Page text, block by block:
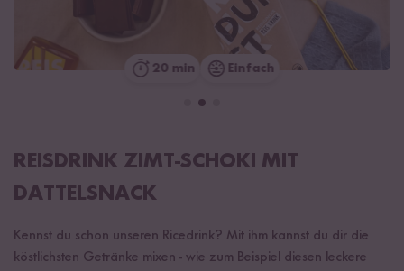
20 min Einfach
REISDRINK ZIMT-SCHOKI MIT
DATTELSNACK
Kennst du schon unseren Ricedrink? Mit ihm kannst du dir die
köstlichsten Getränke mixen - wie zum Beispiel diesen leckere